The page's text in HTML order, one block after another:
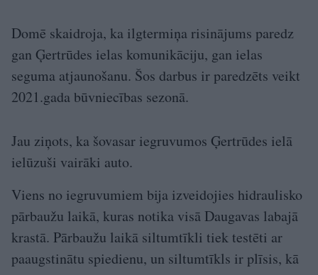
Domē skaidroja, ka ilgtermiņa risinājums paredz
gan Ģertrūdes ielas komunikāciju, gan ielas
seguma atjaunošanu. Šos darbus ir paredzēts veikt
2021.gada būvniecības sezonā.
Jau ziņots, ka šovasar iegruvumos Ģertrūdes ielā
ielūzuši vairāki auto.
Viens no iegruvumiem bija izveidojies hidraulisko
pārbaužu laikā, kuras notika visā Daugavas labajā
krastā. Pārbaužu laikā siltumtīkli tiek testēti ar
paaugstinātu spiedienu, un siltumtīkls ir plīsis, kā